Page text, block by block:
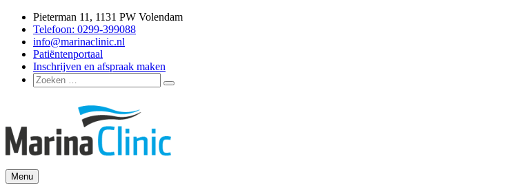
naar
inhoud
Pieterman 11, 1131 PW Volendam
Telefoon: 0299-399088
info@marinaclinic.nl
Patiëntenportaal
Inschrijven en afspraak maken
Zoeken
naar:
Zoeken
Marina Clinic
Omdat u goed in uw vel mag zitten.
Menu